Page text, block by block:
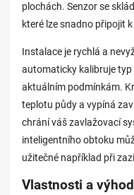
plochách. Senzor se
které lze snadno připojit
Instalace je rychlá a
automaticky kalibruje
aktuálním podmínkám.
teplotu půdy a vypíná
chrání váš zavlažovací
inteligentního obtoku
užitečné například při
Vlastnosti a